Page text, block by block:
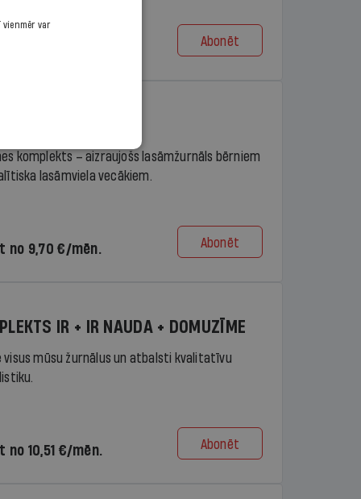
Abonēt
komplekts – aizraujošs lasāmžurnāls bērniem
lasāmviela vecākiem.
no 9,70 €/mēn. Abonēt
IR + IR NAUDA + DOMUZĪME
visus mūsu žurnālus un atbalsti kvalitatīvu
no 10,51 €/mēn. Abonēt
var